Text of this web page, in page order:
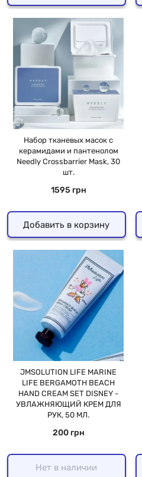
Набор тканевых масок с
керамидами и пантенолом
Needly Crossbarrier Mask, 30
шт.
1595 грн
Добавить в корзину
JMSOLUTION LIFE MARINE
LIFE BERGAMOTH BEACH
HAND CREAM SET DISNEY -
УВЛАЖНЯЮЩИЙ КРЕМ ДЛЯ
РУК, 50 МЛ.
200 грн
Нет в наличии